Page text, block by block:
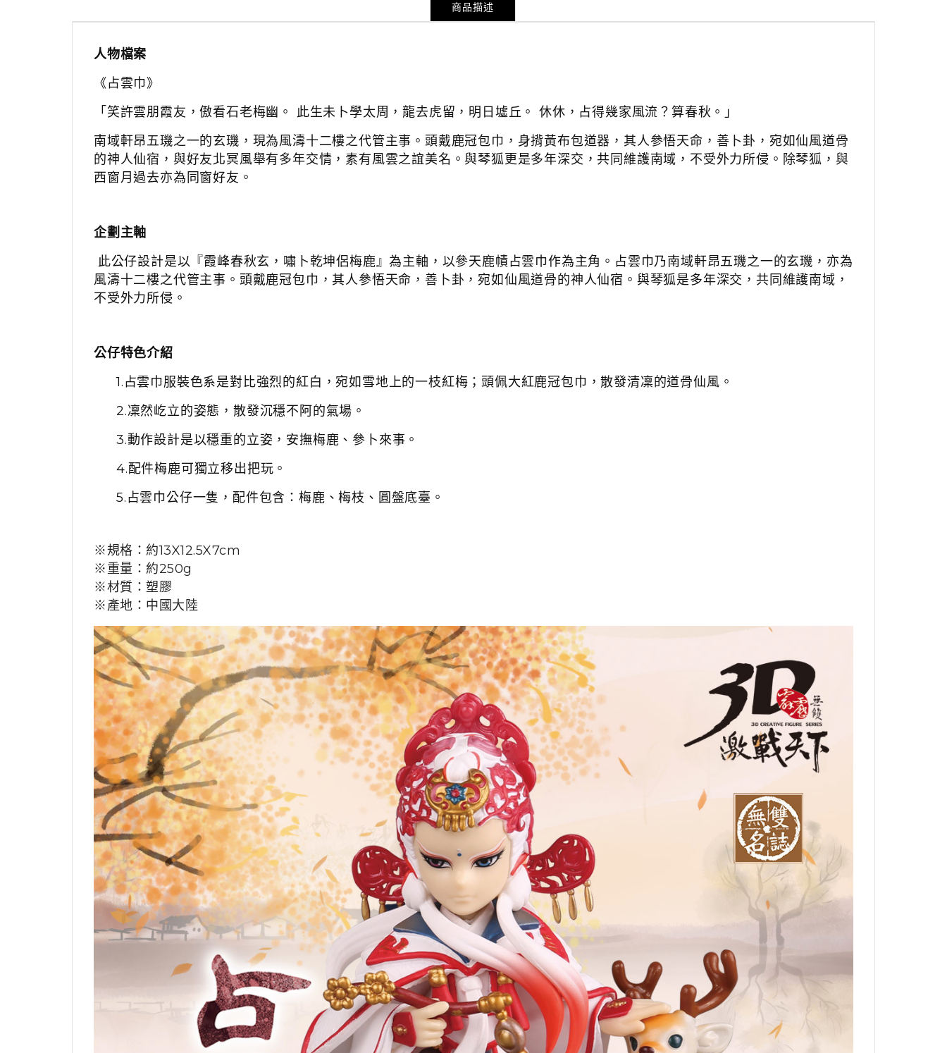
商品描述
人物檔案
《占雲巾》
「笑許雲朋霞友，傲看石老梅幽。 此生未卜學太周，龍去虎留，明日墟丘。 休休，占得幾家風流？算春秋。」
南域軒昂五璣之一的玄璣，現為風濤十二樓之代管主事。頭戴鹿冠包巾，身揹黃布包道器，其人參悟天命，善卜卦，宛如仙風道骨
的神人仙宿，與好友北冥風舉有多年交情，素有風雲之誼美名。與琴狐更是多年深交，共同維護南域，不受外力所侵。除琴狐，與
西窗月過去亦為同窗好友。
企劃主軸
此公仔設計是以『霞峰春秋玄，嘯卜乾坤侶梅鹿』為主軸，以參天鹿幘占雲巾作為主角。占雲巾乃南域軒昂五璣之一的玄璣，亦為
風濤十二樓之代管主事。頭戴鹿冠包巾，其人參悟天命，善卜卦，宛如仙風道骨的神人仙宿。與琴狐是多年深交，共同維護南域，
不受外力所侵。
公仔特色介紹
1.占雲巾服裝色系是對比強烈的紅白，宛如雪地上的一枝紅梅；頭佩大紅鹿冠包巾，散發清凜的道骨仙風。
2.凜然屹立的姿態，散發沉穩不阿的氣場。
3.動作設計是以穩重的立姿，安撫梅鹿、參卜來事。
4.配件梅鹿可獨立移出把玩。
5.占雲巾公仔一隻，配件包含：梅鹿、梅枝、圓盤底臺。
※規格： 約13X12.5X7cm
※重量： 約250g
※材質： 塑膠
※產地： 中國大陸